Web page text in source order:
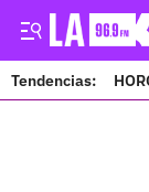
Tendencias: